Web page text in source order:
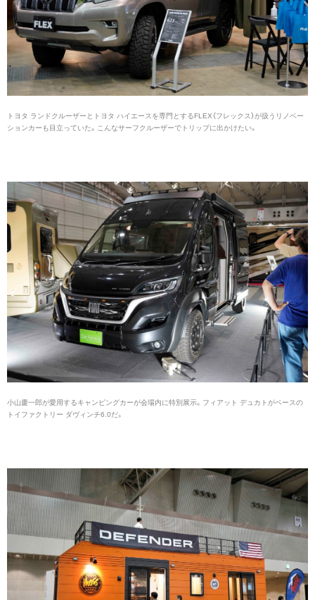
トヨタ ランドクルーザーとトヨタ ハイエースを専門とするFLEX（フレックス）が扱うリノベー
ションカーも目立っていた。こんなサーフクルーザーでトリップに出かけたい。
小山慶一郎が愛用するキャンピングカーが会場内に特別展示。フィアット デュカトがベースの
トイファクトリー ダヴィンチ6.0だ。